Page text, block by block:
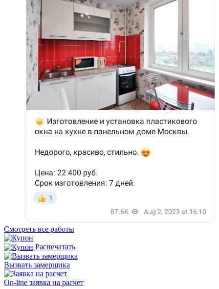
Смотреть все работы
Распечатать
Вызвать замерщика
On-line заявка на расчет